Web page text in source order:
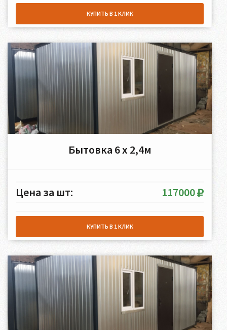
КУПИТЬ В 1 КЛИК
Бытовка 6 х 2,4м
Цена за шт: 117000
КУПИТЬ В 1 КЛИК